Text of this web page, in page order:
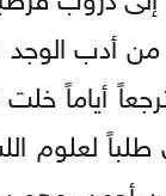
أدب
أياماً
لعلوم